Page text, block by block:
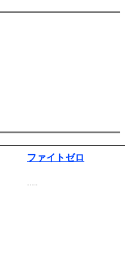
ファイトゼロ
…..